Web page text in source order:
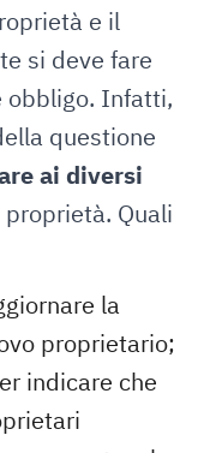
e il
si deve fare
obbligo. Infatti,
questione
ai diversi
Quali
la
proprietario;
indicare che